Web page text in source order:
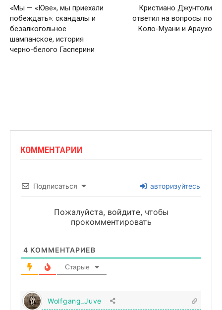
«Мы — «Юве», мы приехали
побеждать»: скандалы и
безалкогольное
шампанское, история
черно-белого Гасперини
Кристиано Джунтоли
ответил на вопросы по
Коло-Муани и Араухо
КОММЕНТАРИИ
Подписаться авторизуйтесь
Пожалуйста, войдите, чтобы
прокомментировать
4 КОММЕНТАРИЕВ
Старые
Wolfgang_Juve